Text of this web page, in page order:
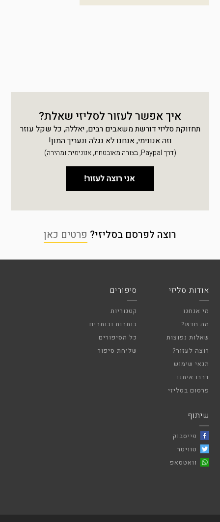
איך אפשר לעזור לסליזי שאלת?
תחזוקת סליזי דורשת משאבים רבים, יאללה, כל שקל עוזר
וזה אנונימי, אנחנו לא נגלה ונעריך המון!
(דרך Paypal, בצורה מאובטחת, אנונימית ומהירה)
רוצה לפרסם בסליזי? פרטים כאן
אודות סליזי
מי אנחנו
מה חדש?
שאלות נפוצות
רוצה לעזור?
תנאי שימוש
דברו איתנו
פרסום בסליזי
סיפורים
קטגוריות
כותבות וכותבים
כל הסיפורים
שליחת סיפור
שיתוף
פייסבוק
טוויטר
וואטסאפ